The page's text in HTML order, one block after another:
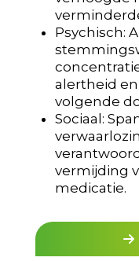
Psychisch:
alertheid
volgende
Sociaal:
vermijding
medicatie.